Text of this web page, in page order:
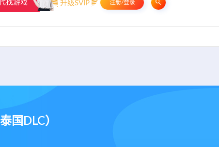
热门标签 资源专题 资源存档
找游戏 升级SVIP 注册/登录
国DLC）